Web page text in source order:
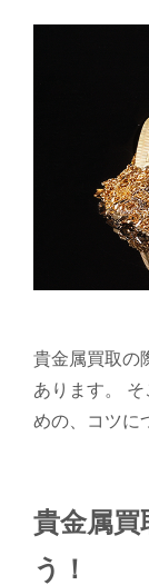
貴金属買取の
あります。
めの、コツに
貴金属買
う！